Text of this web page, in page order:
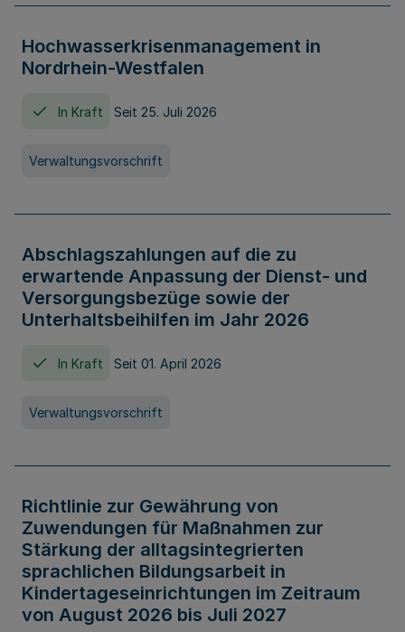
Hochwasserkrisenmanagement in
Nordrhein-Westfalen
In Kraft Seit 25. Juli 2026
Verwaltungsvorschrift
Abschlagszahlungen auf die zu
erwartende Anpassung der Dienst- und
Versorgungsbezüge sowie der
Unterhaltsbeihilfen im Jahr 2026
In Kraft Seit 01. April 2026
Verwaltungsvorschrift
Richtlinie zur Gewährung von
Zuwendungen für Maßnahmen zur
Stärkung der alltagsintegrierten
sprachlichen Bildungsarbeit in
Kindertageseinrichtungen im Zeitraum
von August 2026 bis Juli 2027